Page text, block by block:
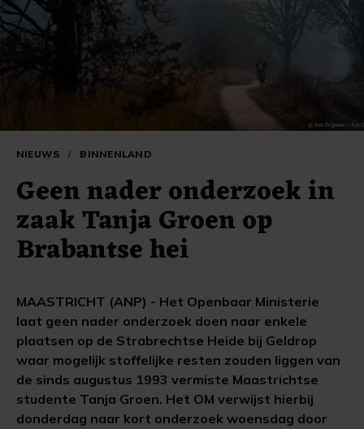
NIEUWS / BINNENLAND
Geen nader onderzoek in
zaak Tanja Groen op
Brabantse hei
MAASTRICHT (ANP) - Het Openbaar Ministerie
laat geen nader onderzoek doen naar enkele
plaatsen op de Strabrechtse Heide bij Geldrop
waar mogelijk stoffelijke resten zouden liggen van
de sinds augustus 1993 vermiste Maastrichtse
studente Tanja Groen. Het OM verwijst hierbij
donderdag naar kort onderzoek woensdag door